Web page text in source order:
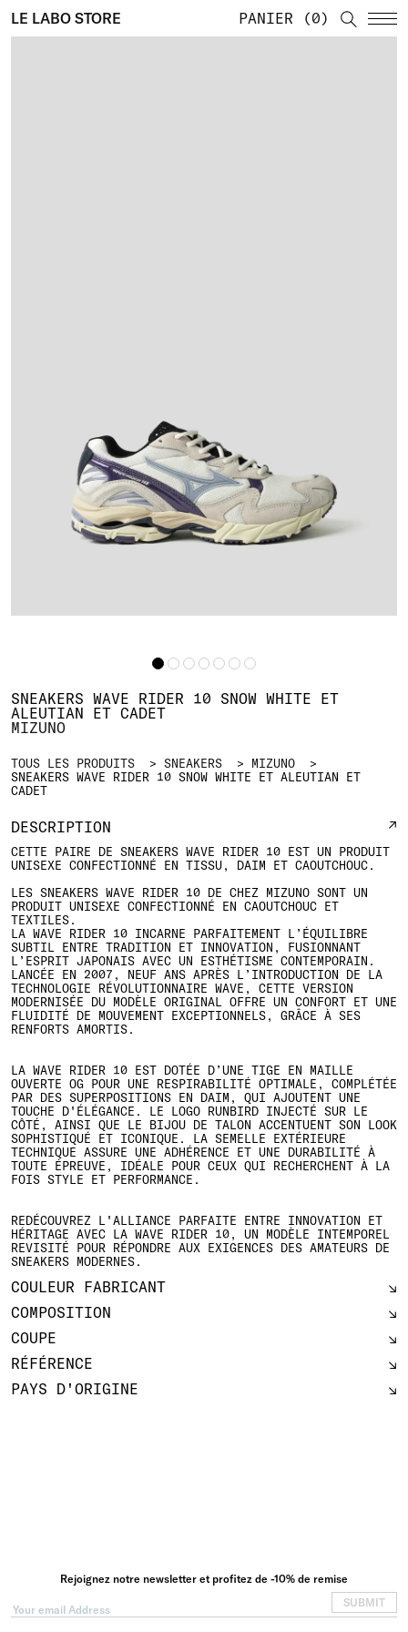
LE LABO STORE PANIER 0
TOUS LES PRODUITS SNEAKERS
MIZUNO
SNEAKERS WAVE RIDER 10 SNOW WHITE ET ALEUTIAN ET
CADET
SNEAKERS WAVE RIDER 10 SNOW WHITE ET
ALEUTIAN ET CADET
MIZUNO
DESCRIPTION
CETTE PAIRE DE SNEAKERS WAVE RIDER 10 EST UN PRODUIT
UNISEXE CONFECTIONNÉ EN TISSU, DAIM ET CAOUTCHOUC.
LES SNEAKERS WAVE RIDER 10 DE CHEZ MIZUNO SONT UN
PRODUIT UNISEXE CONFECTIONNÉ EN CAOUTCHOUC ET
TEXTILES.
LA WAVE RIDER 10 INCARNE PARFAITEMENT L’ÉQUILIBRE
SUBTIL ENTRE TRADITION ET INNOVATION, FUSIONNANT
L’ESPRIT JAPONAIS AVEC UN ESTHÉTISME CONTEMPORAIN.
LANCÉE EN 2007, NEUF ANS APRÈS L’INTRODUCTION DE LA
TECHNOLOGIE RÉVOLUTIONNAIRE WAVE, CETTE VERSION
MODERNISÉE DU MODÈLE ORIGINAL OFFRE UN CONFORT ET UNE
FLUIDITÉ DE MOUVEMENT EXCEPTIONNELS, GRÂCE À SES
RENFORTS AMORTIS.
LA WAVE RIDER 10 EST DOTÉE D’UNE TIGE EN MAILLE
OUVERTE OG POUR UNE RESPIRABILITÉ OPTIMALE, COMPLÉTÉE
PAR DES SUPERPOSITIONS EN DAIM, QUI AJOUTENT UNE
TOUCHE D'ÉLÉGANCE. LE LOGO RUNBIRD INJECTÉ SUR LE
CÔTÉ, AINSI QUE LE BIJOU DE TALON ACCENTUENT SON LOOK
SOPHISTIQUÉ ET ICONIQUE. LA SEMELLE EXTÉRIEURE
TECHNIQUE ASSURE UNE ADHÉRENCE ET UNE DURABILITÉ À
TOUTE ÉPREUVE, IDÉALE POUR CEUX QUI RECHERCHENT À LA
FOIS STYLE ET PERFORMANCE.
REDÉCOUVREZ L'ALLIANCE PARFAITE ENTRE INNOVATION ET
HÉRITAGE AVEC LA WAVE RIDER 10, UN MODÈLE INTEMPOREL
REVISITÉ POUR RÉPONDRE AUX EXIGENCES DES AMATEURS DE
SNEAKERS MODERNES.
COULEUR FABRICANT
COMPOSITION
COUPE
RÉFÉRENCE
PAYS D'ORIGINE
Rejoignez notre newsletter et profitez de -10% de remise
SUBMIT